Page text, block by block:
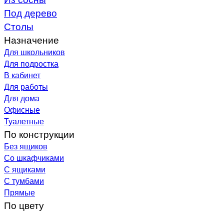
Под дерево
Столы
Назначение
Для школьников
Для подростка
В кабинет
Для работы
Для дома
Офисные
Туалетные
По конструкции
Без ящиков
Со шкафчиками
С ящиками
С тумбами
Прямые
По цвету